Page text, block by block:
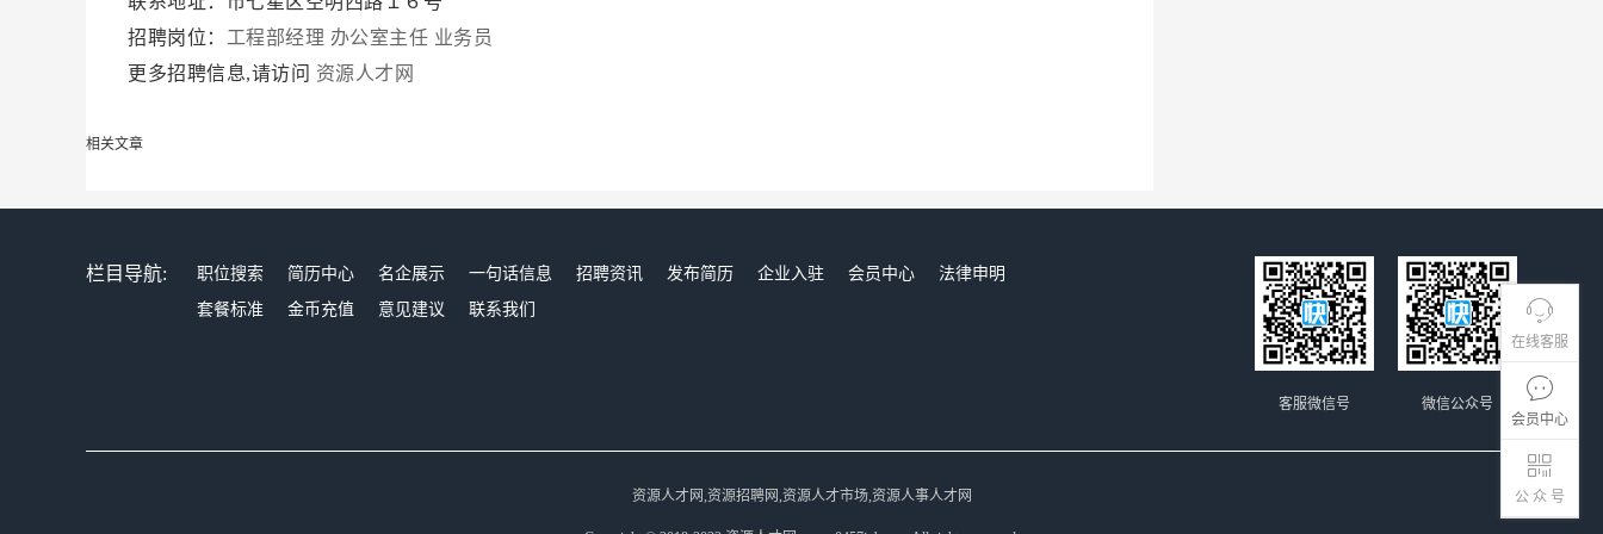
在线客服
会员中心
公 众 号
招聘岗位： 工程部经理 办公室主任 业务员
更多招聘信息,请访问 资源人才网
相关文章
栏目导航: 职位搜索 简历中心 名企展示 一句话信息 招聘资讯 发布简历 企业入驻 会员中心
法律申明
套餐标准
金币充值 意见建议 联系我们
微信公众号
客服微信号
资源人才网,资源招聘网,资源人才市场,资源人事人才网